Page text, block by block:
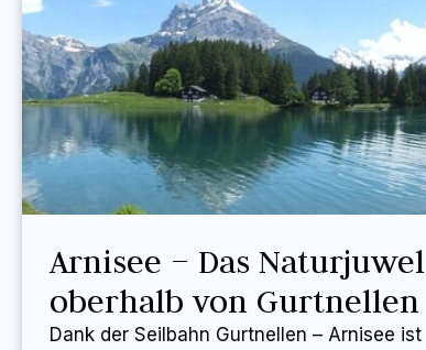
Arnisee – Das Naturjuwel
oberhalb von Gurtnellen
Dank der Seilbahn Gurtnellen – Arnisee ist